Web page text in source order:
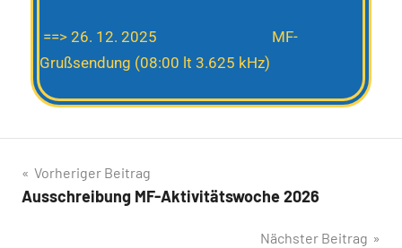
==> 26. 12. 2025 MF-
Grußsendung (08:00 lt 3.625 kHz)
Vorheriger Beitrag
Ausschreibung MF-Aktivitätswoche 2026
Nächster Beitrag